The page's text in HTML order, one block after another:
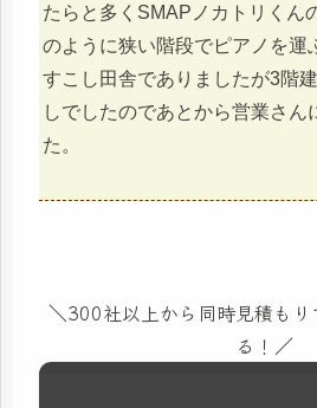
たらと多くSMAPノカトリくん
のように狭い階段でピアノを運
すこし田舎でありましたが3階
しでしたのであとから営業さん
た。
＼300社以上から同時見積も
る！／